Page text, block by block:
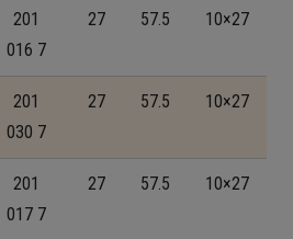
201
016 7
27 57.5 10×27
201
030 7
27 57.5 10×27
201
017 7
27 57.5 10×27